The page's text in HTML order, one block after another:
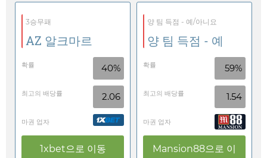
3승무패
AZ 알크마르
확률 40%
최고의 배당률 2.06
마권 업자
1xbet으로 이동
양 팀 득점 - 예/아니요
양 팀 득점 - 예
확률 59%
최고의 배당률 1.54
마권 업자
Mansion88으로 이